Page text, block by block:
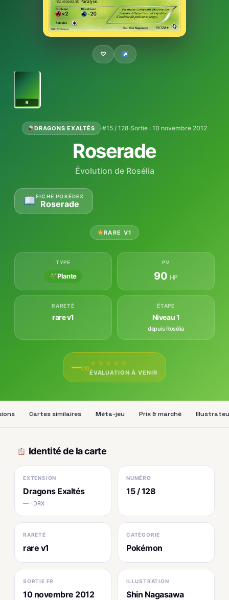
♡
R
DRAGONS EXALTÉS ·#15 / 128·Sortie : 10 novembre 2012
Roserade
Évolution de Rosélia
FICHE POKÉDEX
Roserade
RARE V1
TYPE
Plante
PV
90 HP
RARETÉ
rare v1
ÉTAPE
Niveau 1
depuis Rosélia
—/10
★ ★ ★ ★ ★
ÉVALUATION À VENIR
Cartes similaires Méta-jeu Prix & marché
Identité de la carte
EXTENSION
Dragons Exaltés
— · DRX
NUMÉRO
15 / 128
RARETÉ
rare v1
CATÉGORIE
Pokémon
SORTIE FR
10 novembre 2012
ILLUSTRATION
Shin Nagasawa